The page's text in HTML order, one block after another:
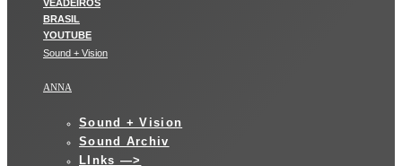
Sound + Vision
ANNA
Sound + Vision
Sound Archiv
LInks —>